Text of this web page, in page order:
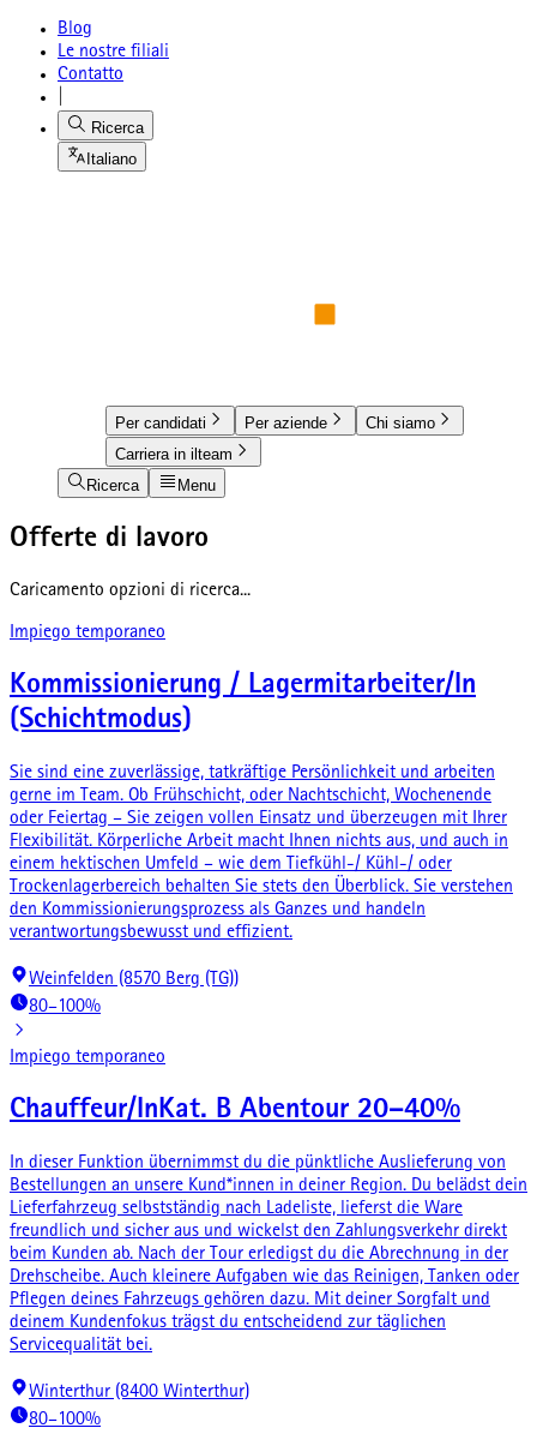
Blog
Le nostre filiali
Contatto
Ricerca
Italiano
Per candidati Per aziende
Chi siamo
Carriera in ilteam
Ricerca
Menu
Offerte di lavoro
Caricamento opzioni di ricerca...
Impiego temporaneo
Kommissionierung / Lagermitarbeiter/In
(Schichtmodus)
Sie sind eine zuverlässige, tatkräftige Persönlichkeit und arbeiten
gerne im Team. Ob Frühschicht, oder Nachtschicht, Wochenende
oder Feiertag – Sie zeigen vollen Einsatz und überzeugen mit Ihrer
Flexibilität. Körperliche Arbeit macht Ihnen nichts aus, und auch in
einem hektischen Umfeld – wie dem Tiefkühl-/ Kühl-/ oder
Trockenlagerbereich behalten Sie stets den Überblick. Sie verstehen
den Kommissionierungsprozess als Ganzes und handeln
verantwortungsbewusst und effizient.
Weinfelden (8570 Berg (TG))
80–100%
Impiego temporaneo
Chauffeur/InKat. B Abentour 20–40%
In dieser Funktion übernimmst du die pünktliche Auslieferung von
Bestellungen an unsere Kund*innen in deiner Region. Du belädst dein
Lieferfahrzeug selbstständig nach Ladeliste, lieferst die Ware
freundlich und sicher aus und wickelst den Zahlungsverkehr direkt
beim Kunden ab. Nach der Tour erledigst du die Abrechnung in der
Drehscheibe. Auch kleinere Aufgaben wie das Reinigen, Tanken oder
Pflegen deines Fahrzeugs gehören dazu. Mit deiner Sorgfalt und
deinem Kundenfokus trägst du entscheidend zur täglichen
Servicequalität bei.
Winterthur (8400 Winterthur)
80–100%